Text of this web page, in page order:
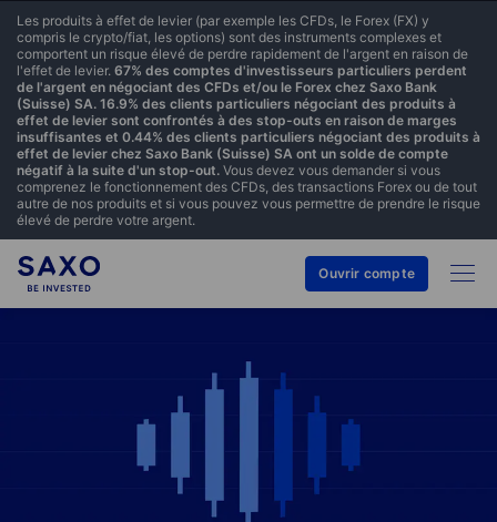
Les produits à effet de levier (par exemple les CFDs, le Forex (FX) y
compris le crypto/fiat, les options) sont des instruments complexes et
comportent un risque élevé de perdre rapidement de l'argent en raison de
l'effet de levier. 67% des comptes d'investisseurs particuliers perdent
de l'argent en négociant des CFDs et/ou le Forex chez Saxo Bank
(Suisse) SA. 16.9% des clients particuliers négociant des produits à
effet de levier sont confrontés à des stop-outs en raison de marges
insuffisantes et 0.44% des clients particuliers négociant des produits à
effet de levier chez Saxo Bank (Suisse) SA ont un solde de compte
négatif à la suite d'un stop-out. Vous devez vous demander si vous
comprenez le fonctionnement des CFDs, des transactions Forex ou de tout
autre de nos produits et si vous pouvez vous permettre de prendre le risque
élevé de perdre votre argent.
Ouvrir compte